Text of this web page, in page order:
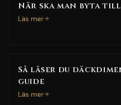
När ska man byta
Läs mer
Så läser du
guide
Läs mer